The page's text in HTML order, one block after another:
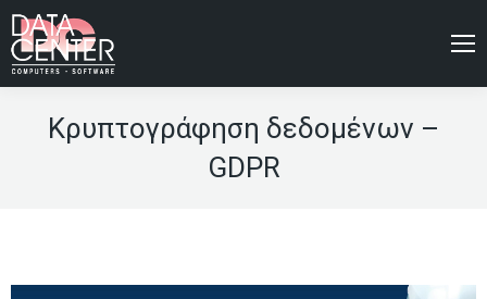
Κρυπτογράφηση δεδομένων –
GDPR